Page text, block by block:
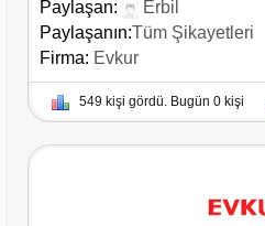
Paylaşan:
Erbil
Paylaşanın:Tüm Şikayetleri
Firma: Evkur
549 kişi gördü. Bugün 0 kişi